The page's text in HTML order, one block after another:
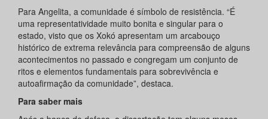
Para Angelita, a comunidade é símbolo de resistência. “É
uma representatividade muito bonita e singular para o
estado, visto que os Xokó apresentam um arcabouço
histórico de extrema relevância para compreensão de alguns
acontecimentos no passado e congregam um conjunto de
ritos e elementos fundamentais para sobrevivência e
autoafirmação da comunidade”, destaca.
Para saber mais